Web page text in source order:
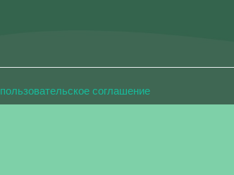
пользовательское соглашение